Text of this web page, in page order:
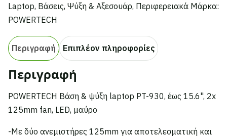
LED,
ποσότητα
Laptop, Βάσεις, Ψύξη & Αξεσουάρ, Περιφερειακά Μάρκα:
POWERTECH
Περιγραφή Επιπλέον πληροφορίες
Περιγραφή
POWERTECH Βάση & ψύξη laptop PT-930, έως 15.6", 2x
125mm fan, LED, μαύρο
-Mε δύο ανεμιστήρες 125mm για αποτελεσματική και